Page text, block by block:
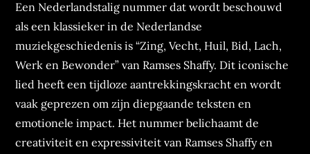
Een Nederlandstalig nummer dat wordt beschouwd
als een klassieker in de Nederlandse
muziekgeschiedenis is “Zing, Vecht, Huil, Bid, Lach,
Werk en Bewonder” van Ramses Shaffy. Dit iconische
lied heeft een tijdloze aantrekkingskracht en wordt
vaak geprezen om zijn diepgaande teksten en
emotionele impact. Het nummer belichaamt de
creativiteit en expressiviteit van Ramses Shaffy en